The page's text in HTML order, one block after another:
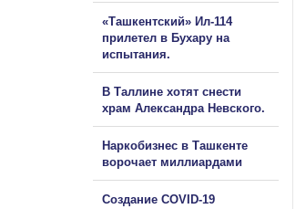
«Ташкентский» Ил-114
прилетел в Бухару на
испытания.
В Таллине хотят снести
храм Александра Невского.
Наркобизнес в Ташкенте
ворочает миллиардами
Создание COVID-19